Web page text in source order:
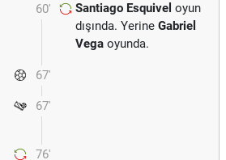
60' Santiago Esquivel oyun
dışında. Yerine Gabriel
Vega oyunda.
67'
67'
76'